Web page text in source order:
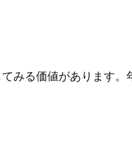
みる価値があります